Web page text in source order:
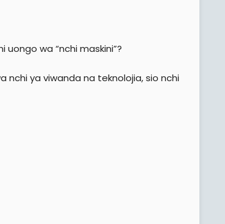
wa “nchi maskini”?
nchi ya viwanda na teknolojia, sio nchi